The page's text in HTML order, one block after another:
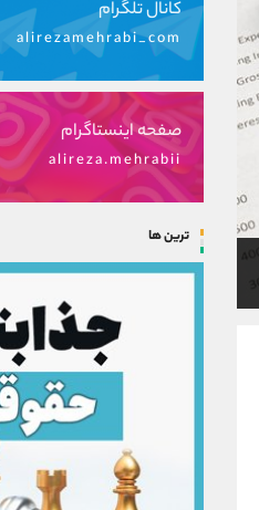
کانال تلگرام
alirezamehrabi_com
صفحه اینستاگرام
alireza.mehrabii
ترین ها